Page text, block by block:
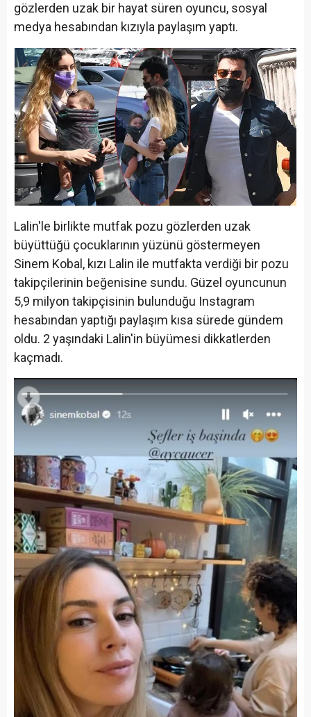
gözlerden uzak bir hayat süren oyuncu, sosyal
medya hesabından kızıyla paylaşım yaptı.
Lalin'le birlikte mutfak pozu gözlerden uzak
büyüttüğü çocuklarının yüzünü göstermeyen
Sinem Kobal, kızı Lalin ile mutfakta verdiği bir pozu
takipçilerinin beğenisine sundu. Güzel oyuncunun
5,9 milyon takipçisinin bulunduğu Instagram
hesabından yaptığı paylaşım kısa sürede gündem
oldu. 2 yaşındaki Lalin'in büyümesi dikkatlerden
kaçmadı.